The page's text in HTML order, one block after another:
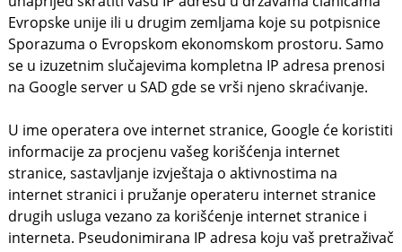
Evropske unije ili u drugim zemljama koje su potpisnice
Sporazuma o Evropskom ekonomskom prostoru. Samo
se u izuzetnim slučajevima kompletna IP adresa prenosi
na Google server u SAD gde se vrši njeno skraćivanje.
U ime operatera ove internet stranice, Google će koristiti
informacije za procjenu vašeg korišćenja internet
stranice, sastavljanje izvještaja o aktivnostima na
internet stranici i pružanje operateru internet stranice
drugih usluga vezano za korišćenje internet stranice i
interneta. Pseudonimirana IP adresa koju vaš pretraživač